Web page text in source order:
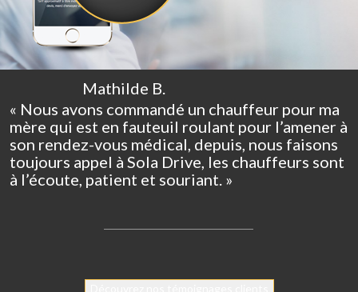
Mathilde B.
« Nous avons commandé un chauffeur pour ma
mère qui est en fauteuil roulant pour l’amener à
son rendez-vous médical, depuis, nous faisons
toujours appel à Sola Drive, les chauffeurs sont
à l’écoute, patient et souriant. »